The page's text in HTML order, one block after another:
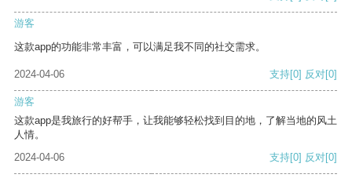
游客
这款app的功能非常丰富，可以满足我不同的社交需求。
2024-04-06 支持[0] 反对[0]
游客
这款app是我旅行的好帮手，让我能够轻松找到目的地，了解当地的风土
人情。
2024-04-06
支持[0] 反对[0]